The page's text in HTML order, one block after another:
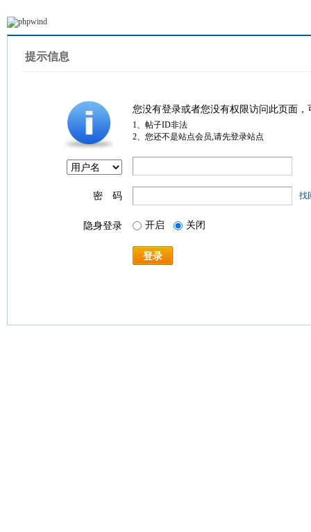
提示信息
您没有登录或者您没有权限访问此页面
1、帖子ID非法
2、您还不是站点会员,请先登录站点
密 码 找
隐身登录 开启 关闭
登录